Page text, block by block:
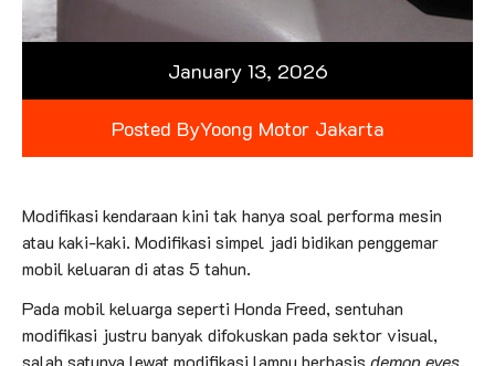
January 13, 2026
Posted ByYoong Motor Jakarta
Modifikasi kendaraan kini tak hanya soal performa mesin
atau kaki-kaki. Modifikasi simpel jadi bidikan penggemar
mobil keluaran di atas 5 tahun.
Pada mobil keluarga seperti Honda Freed, sentuhan
modifikasi justru banyak difokuskan pada sektor visual,
salah satunya lewat modifikasi lampu berbasis demon eyes